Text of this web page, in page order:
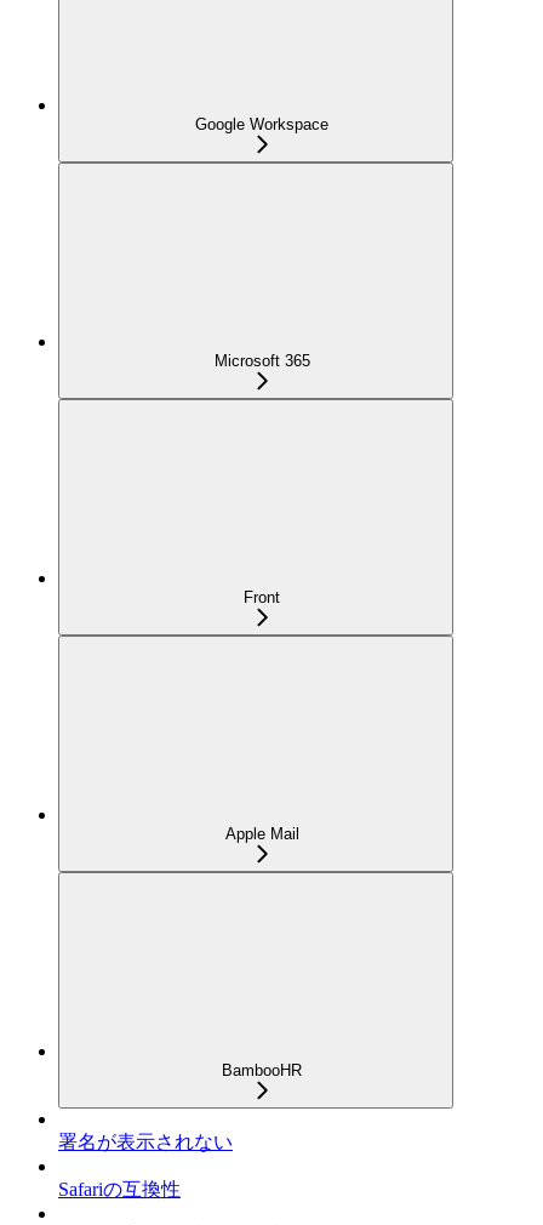
Google Workspace
Microsoft 365
Front
Apple Mail
BambooHR
署名が表示されない
Safariの互換性